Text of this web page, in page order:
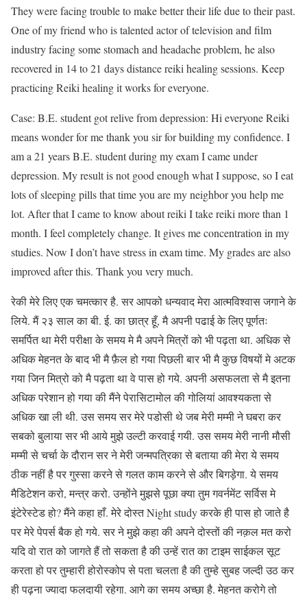
They were facing trouble to make better their life due to their past.
One of my friend who is talented actor of television and film
industry facing some stomach and headache problem, he also
recovered in 14 to 21 days distance reiki healing sessions. Keep
practicing Reiki healing it works for everyone.
Case: B.E. student got relive from depression: Hi everyone Reiki
means wonder for me thank you sir for building my confidence. I
am a 21 years B.E. student during my exam I came under
depression. My result is not good enough what I suppose, so I eat
lots of sleeping pills that time you are my neighbor you help me
lot. After that I came to know about reiki I take reiki more than 1
month. I feel completely change. It gives me concentration in my
studies. Now I don’t have stress in exam time. My grades are also
improved after this. Thank you very much.
रेकी मेरे लिए एक चमत्कार है. सर आपको धन्यवाद मेरा आत्मविश्वास जगाने के
लिये. मैं २३ साल का बी. ई. का छात्र हूँ, मै अपनी पढाई के लिए पूर्णतः
समर्पित था मेरी परीक्षा के समय मे मै अपने मित्रों को भी पढ़ता था. अधिक से
अधिक मेहनत के बाद भी मै फ़ैल हो गया पिछली बार भी मै कुछ विषयों मे अटक
गया जिन मित्रो को मै पढ़ता था वे पास हो गये. अपनी असफलता से मै इतना
अधिक परेशान हो गया की मैंने पेरासिटामोल की गोलियां आवश्यकता से
अधिक खा ली थी. उस समय सर मेरे पडोसी थे जब मेरी मम्मी ने घबरा कर
सबको बुलाया सर भी आये मुझे उल्टी करवाई गयी. उस समय मेरी नानी मौसी
मम्मी से चर्चा के दौरान सर ने मेरी जन्मपत्रिका से बताया की मेरा ये समय
ठीक नहीं है पर गुस्सा करने से गलत काम करने से और बिगड़ेगा. ये समय
मैडिटेशन करो, मन्त्र करो. उन्होंने मुझसे पूछा क्या तुम गवर्नमेंट सर्विस मे
इंटेरेस्टेड हो? मैंने कहा हाँ. मेरे दोस्त Night study करके ही पास हो जाते है
पर मेरे पेपर्स बैक हो गये. सर ने मुझे कहा की अपने दोस्तों की नक़ल मत करो
यदि वो रात को जागते हैं तो सकता है की उन्हें रात का टाइम साईकल सूट
करता हो पर तुम्हारी होरोस्कोप से पता चलता है की तुम्हे सुबह जल्दी उठ कर
ही पढ़ना ज्यादा फलदायी रहेगा. आगे का समय अच्छा है. मेहनत करोगे तो